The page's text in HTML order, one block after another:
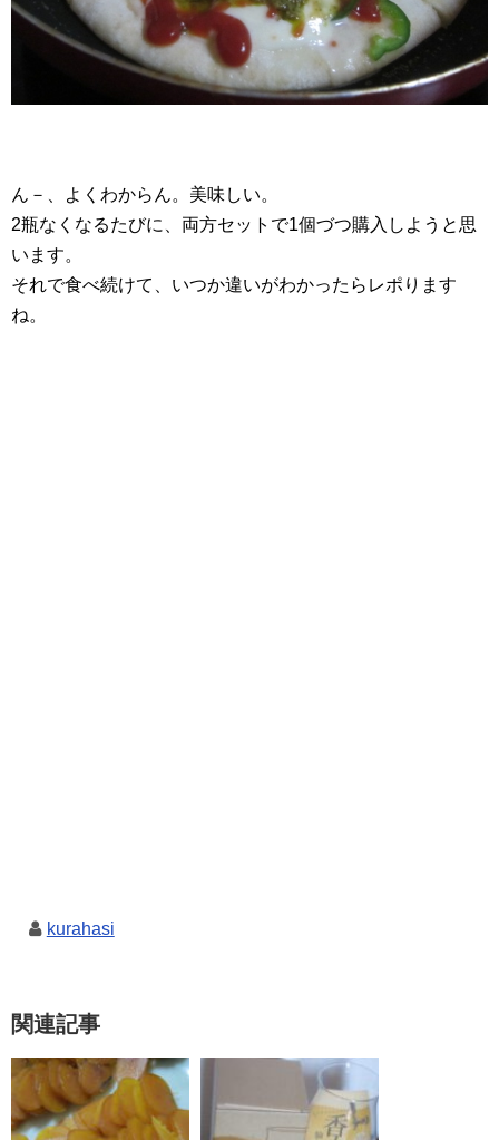
ん－、よくわからん。美味しい。
2瓶なくなるたびに、両方セットで1個づつ購入しようと思
います。
それで食べ続けて、いつか違いがわかったらレポります
ね。
kurahasi
関連記事